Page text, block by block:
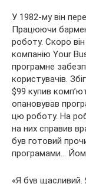
У 1982-му він
Працюючи
роботу. Скоро
компанію Your
програмне
користувачів.
$99 купив
опановував
цю роботу. На
на них справив
був готовий
програмами…
«Я був щасливий.